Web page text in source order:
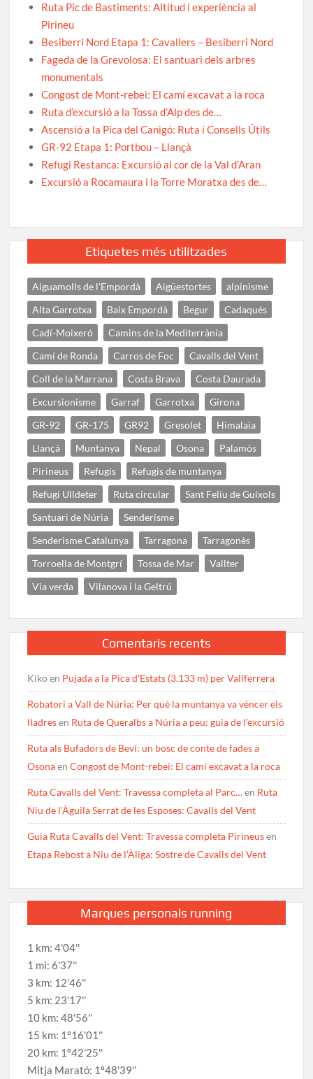
Ruta Pic de Bastiments: Altitud i experiència al
Pirineu
Besiberri Nord Etapa 1: Cavallers – Besiberri Nord
Fageda de la Grevolosa: El santuari dels arbres
monumentals
Congost de Mont-rebei: El camí excavat a la roca
Ruta d’excursió a la Tossa d’Alp des de…
Ascensió a la Pica del Canigó: Ruta i Consells Útils
GR-92 Etapa 1: Portbou – Llançà
Refugi Restanca: Excursió al cor de la Val d’Aran
Excursió a Rocamaura i la Torre Moratxa des de…
Etiquetes més utilitzades
Aiguamolls de l'Empordà Aigüestortes
alpinisme
Alta Garrotxa
Baix Empordà Begur
Cadaqués
Cadí-Moixeró
Camins de la Mediterrània
Camí de Ronda
Carros de Foc
Cavalls del Vent
Coll de la Marrana
Costa Brava
Costa Daurada
Excursionisme
Garraf Garrotxa
Girona
GR-92
GR-175 GR92 Gresolet
Himalaia
Llançà
Muntanya Nepal Osona
Palamós
Pirineus
Refugis
Refugis de muntanya
Refugi Ulldeter
Ruta circular
Sant Feliu de Guíxols
Santuari de Núria
Senderisme
Senderisme Catalunya
Tarragona
Tarragonès
Torroella de Montgrí
Tossa de Mar
Vallter
Via verda
Vilanova i la Geltrú
Comentaris recents
Kikoen Pujada a la Pica d’Estats (3.133 m) per Vallferrera
Robatori a Vall de Núria: Per què la muntanya va vèncer els
lladresen Ruta de Queralbs a Núria a peu: guia de l’excursió
Ruta als Bufadors de Beví: un bosc de conte de fades a
OsonaenCongost de Mont-rebei: El camí excavat a la roca
Ruta Cavalls del Vent: Travessa completa al Parc…en Ruta
Niu de l’Àguila Serrat de les Esposes: Cavalls del Vent
Guia Ruta Cavalls del Vent: Travessa completa Pirineusen
Etapa Rebost a Niu de l’Àliga: Sostre de Cavalls del Vent
Marques personals running
1 km: 4'04''
1 mi: 6'37''
3 km: 12'46''
5 km: 23'17''
10 km: 48'56''
15 km: 1º16'01''
20 km: 1º42'25''
Mitja Marató: 1º48'39''